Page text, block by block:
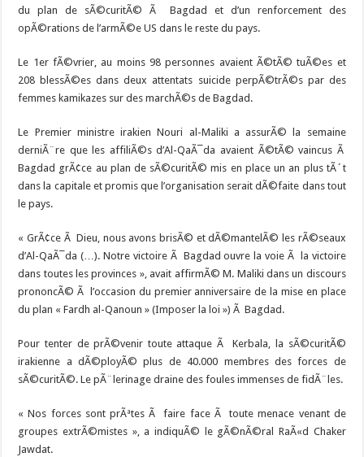
du plan de sÃ©curitÃ© Ã Bagdad et d’un renforcement des
opÃ©rations de l’armÃ©e US dans le reste du pays.
Le 1er fÃ©vrier, au moins 98 personnes avaient Ã©tÃ© tuÃ©es et
208 blessÃ©es dans deux attentats suicide perpÃ©trÃ©s par des
femmes kamikazes sur des marchÃ©s de Bagdad.
Le Premier ministre irakien Nouri al-Maliki a assurÃ© la semaine
derniÃ¨re que les affiliÃ©s d’Al-QaÃ¯da avaient Ã©tÃ© vaincus Ã
Bagdad grÃ¢ce au plan de sÃ©curitÃ© mis en place un an plus tÃ´t
dans la capitale et promis que l’organisation serait dÃ©faite dans tout
le pays.
« GrÃ¢ce Ã Dieu, nous avons brisÃ© et dÃ©mantelÃ© les rÃ©seaux
d’Al-QaÃ¯da (…). Notre victoire Ã Bagdad ouvre la voie Ã la victoire
dans toutes les provinces », avait affirmÃ© M. Maliki dans un discours
prononcÃ© Ã l’occasion du premier anniversaire de la mise en place
du plan « Fardh al-Qanoun » (Imposer la loi ») Ã Bagdad.
Pour tenter de prÃ©venir toute attaque Ã Kerbala, la sÃ©curitÃ©
irakienne a dÃ©ployÃ© plus de 40.000 membres des forces de
sÃ©curitÃ©. Le pÃ¨lerinage draine des foules immenses de fidÃ¨les.
« Nos forces sont prÃªtes Ã faire face Ã toute menace venant de
groupes extrÃ©mistes », a indiquÃ© le gÃ©nÃ©ral RaÃ«d Chaker
Jawdat.